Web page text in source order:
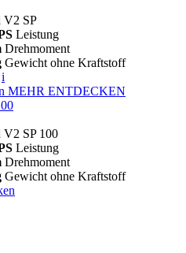
V2 SP
Leistung
Drehmoment
Gewicht ohne Kraftstoff
i
MEHR ENTDECKEN
V2 SP 100
Leistung
Drehmoment
Gewicht ohne Kraftstoff